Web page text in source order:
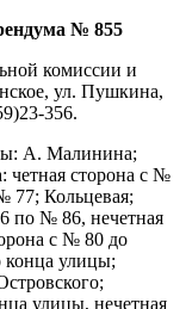
№ 855
комиссии и
ул. Пушкина,
356.
А. Малинина;
сторона с №
77; Кольцевая;
по № 86, нечетная
с № 80 до
конца улицы;
улицы, нечетная